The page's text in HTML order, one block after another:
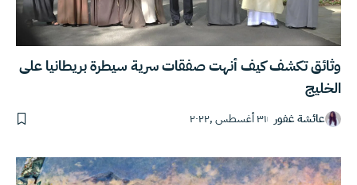
وثائق تكشف كيف أنهت صفقات سرية سيطرة بريطانيا على
الخليج
عائشة غفور ٣١ أغسطس ,٢٠٢٢